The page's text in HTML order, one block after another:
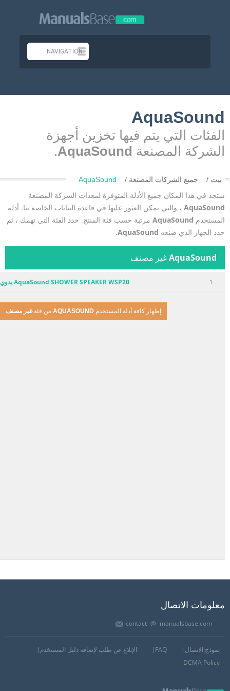
AquaSound
الفئات التي يتم فيها تخزين أجهزة
الشركة المصنعةAquaSound
.
بيت جميع الشركات المصنعة AquaSound
ستجد في هذا المكان جميع الأدلة المتوفرة لمعدات الشركة المصنعة
AquaSound، والتي يمكن العثور عليها في قاعدة البيانات الخاصة بنا. أدلة
المستخدمAquaSoundمرتبة حسب فئة المنتج. حدد الفئة التي تهمك ، ثم
حدد الجهاز الذي صنعهAquaSound
.
AquaSoundغير مصنف
AquaSound SHOWER SPEAKER WSP20 يدوي
إظهار كافة أدلة المستخدمAQUASOUNDمن فئةغير مصنف
معلومات الاتصال
contact -@- manualsbase.com
نموذج الاتصال FAQ
الإبلاغ عن طلب لإضافة دليل المستخدم
DCMA Policy